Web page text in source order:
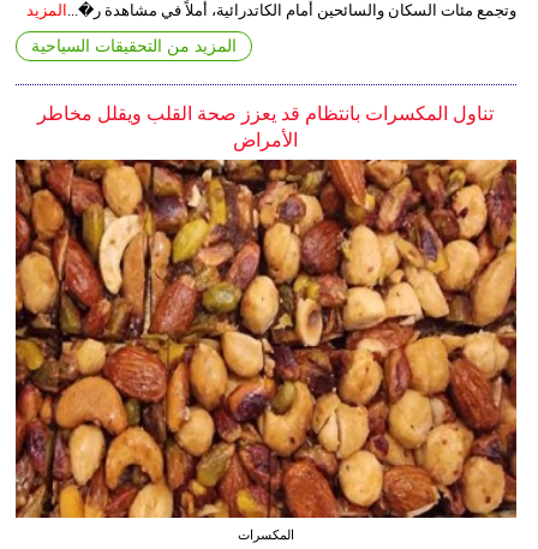
وتجمع مئات السكان والسائحين أمام الكاتدرائية، أملاً في مشاهدة ر�... المزيد
المزيد من التحقيقات السياحية
تناول المكسرات بانتظام قد يعزز صحة القلب ويقلل مخاطر
الأمراض
المكسرات